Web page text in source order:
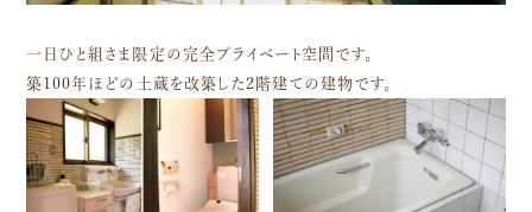
一日ひと組さま限定の完全プライベート空間です。
築100年ほどの土蔵を改築した2階建ての建物です。